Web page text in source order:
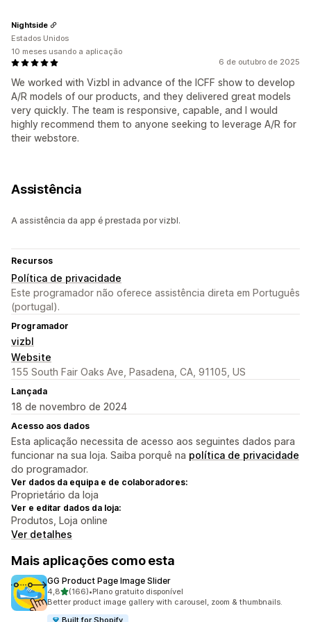
6 de outubro de 2025
We worked with Vizbl in advance of the ICFF show to develop
A/R models of our products, and they delivered great models
very quickly. The team is responsive, capable, and I would
highly recommend them to anyone seeking to leverage A/R for
their webstore.
Nightside
Estados Unidos
10 meses usando a aplicação
Assistência
A assistência da app é prestada por vizbl.
Recursos
Política de privacidade
Este programador não oferece assistência direta em Português
(portugal).
Programador
vizbl
Website
155 South Fair Oaks Ave, Pasadena, CA, 91105, US
Lançada
18 de novembro de 2024
Acesso aos dados
Esta aplicação necessita de acesso aos seguintes dados para
funcionar na sua loja. Saiba porquê na política de privacidade
do programador.
Ver dados da equipa e de colaboradores:
Proprietário da loja
Ver e editar dados da loja:
Produtos, Loja online
Ver detalhes
Mais aplicações como esta
GG Product Page Image Slider
4,8de 5 estrelas
(166)
166 total de avaliações
•Plano gratuito disponível
Better product image gallery with carousel, zoom & thumbnails.
Built for Shopify